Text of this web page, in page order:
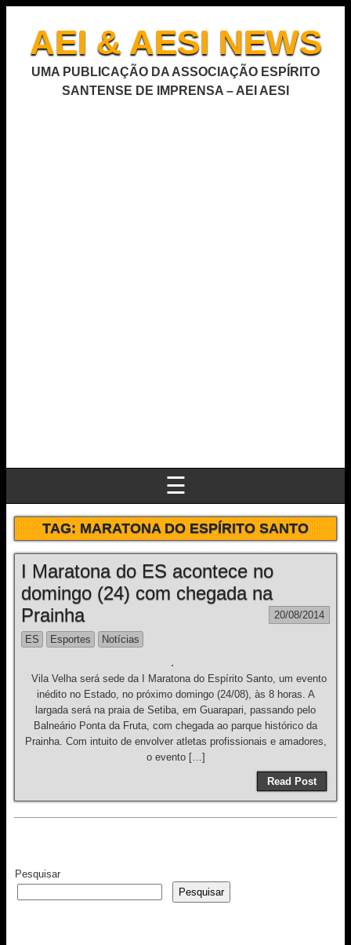
AEI & AESI NEWS
UMA PUBLICAÇÃO DA ASSOCIAÇÃO ESPÍRITO
SANTENSE DE IMPRENSA – AEI AESI
☰
TAG:MARATONA DO ESPÍRITO SANTO
I Maratona do ES acontece no
domingo (24) com chegada na
Prainha
20/08/2014
ES Esportes Notícias
Vila Velha será sede da I Maratona do Espírito Santo, um evento
inédito no Estado, no próximo domingo (24/08), às 8 horas. A
largada será na praia de Setiba, em Guarapari, passando pelo
Balneário Ponta da Fruta, com chegada ao parque histórico da
Prainha. Com intuito de envolver atletas profissionais e amadores,
o evento […]
Read Post
Pesquisar
Pesquisar